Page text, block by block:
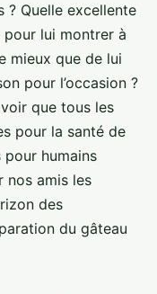
Quelle excellente
pour lui montrer à
mieux que de lui
pour l’occasion ?
que tous les
pour la santé de
humains
nos amis les
des
du gâteau